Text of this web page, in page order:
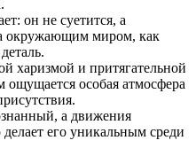
он не суетится, а
окружающим миром, как
харизмой и притягательной
ощущается особая атмосфера
а движения
его уникальным среди